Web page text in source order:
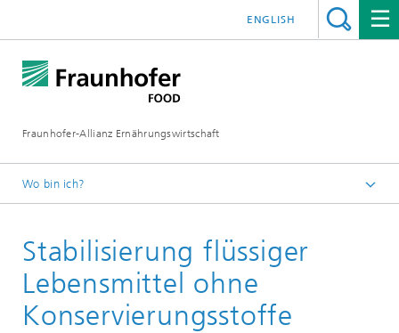
Fraunhofer-Allianz Ernährungswirtschaft
ENGLISH
Wo bin ich?
Unsere Geschäftsfelder
Verarbeitung
Stabilisierung flüssiger
Lebensmittel ohne
Konservierungsstoffe